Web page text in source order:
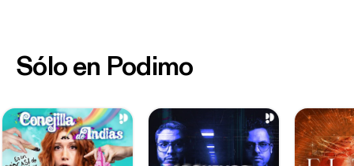
Sólo en Podimo